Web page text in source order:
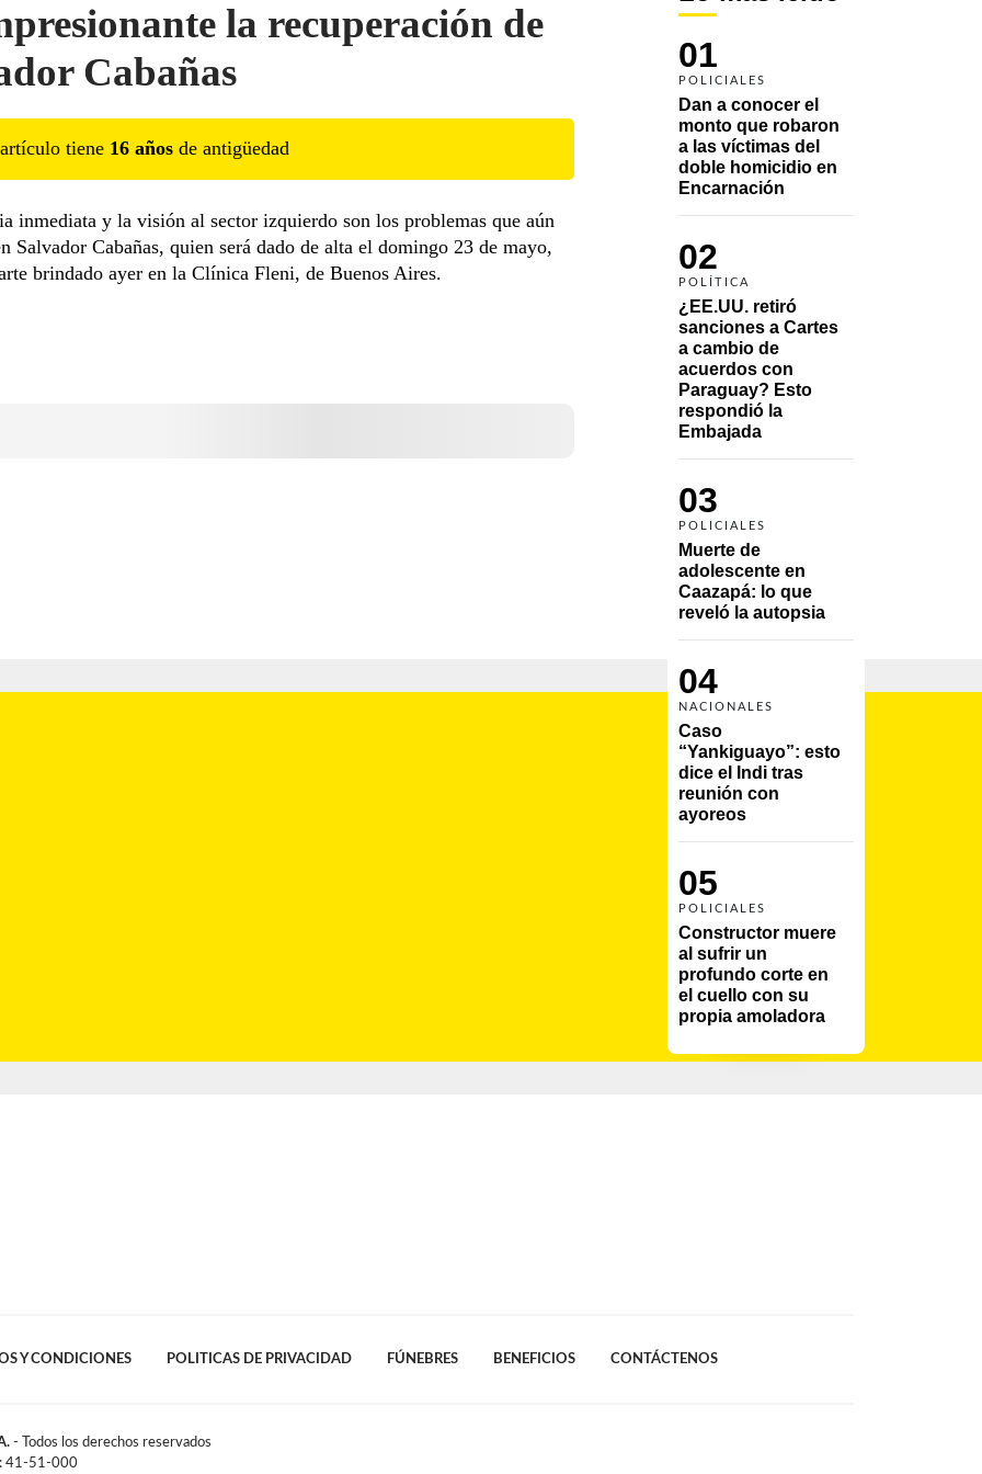
01
POLICIALES
Dan a conocer el
monto que robaron
a las víctimas del
doble homicidio en
Encarnación
02
POLÍTICA
¿EE.UU. retiró
sanciones a Cartes
a cambio de
acuerdos con
Paraguay? Esto
respondió la
Embajada
03
POLICIALES
Muerte de
adolescente en
Caazapá: lo que
reveló la autopsia
04
NACIONALES
Caso
“Yankiguayo”: esto
dice el Indi tras
reunión con
ayoreos
05
POLICIALES
Constructor muere
al sufrir un
profundo corte en
el cuello con su
propia amoladora
la recuperación de
Cabañas
tiene 16 años de antigüedad
inmediata y la visión al sector izquierdo son los problemas que aún
Salvador Cabañas, quien será dado de alta el domingo 23 de mayo,
brindado ayer en la Clínica Fleni, de Buenos Aires.
Y CONDICIONES POLITICAS DE PRIVACIDAD FÚNEBRES BENEFICIOS CONTÁCTENOS
- Todos los derechos reservados
41-51-000